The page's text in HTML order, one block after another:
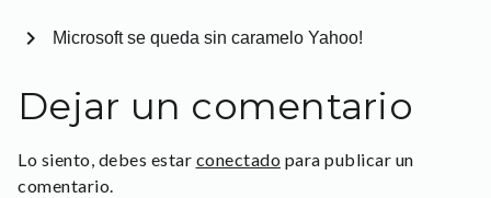
Microsoft se queda sin caramelo Yahoo!
chevron_right
Dejar un comentario
Lo siento, debes estar conectado para publicar un
comentario.